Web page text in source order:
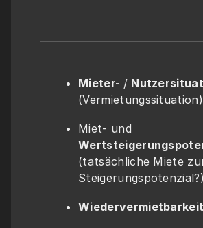
Mieter- /
(Vermietungssituation)
(tatsächliche Miete
Steigerungspotenzial?)
Wiedervermietbarkeit